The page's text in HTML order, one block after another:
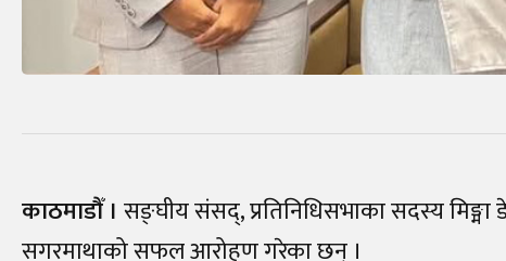
काठमाडौँ । सङ्घीय संसद्, प्रतिनिधिसभाका सदस्य मिङ्मा
सगरमाथाको सफल आरोहण गरेका छन् ।